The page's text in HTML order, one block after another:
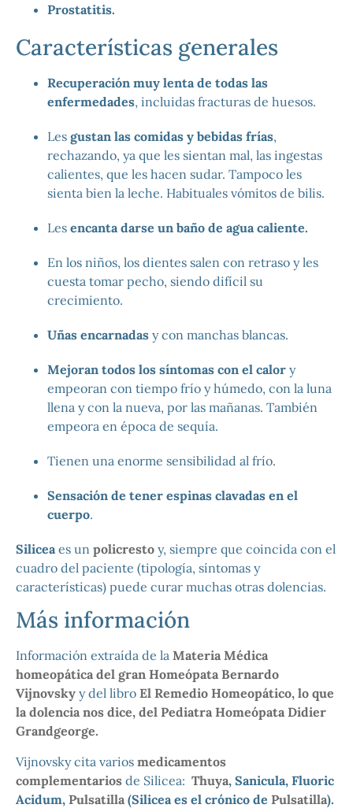
Prostatitis.
Características generales
Recuperación muy lenta de todas las
enfermedades, incluidas fracturas de huesos.
Les gustan las comidas y bebidas frías,
rechazando, ya que les sientan mal, las ingestas
calientes, que les hacen sudar. Tampoco les
sienta bien la leche. Habituales vómitos de bilis.
Les encanta darse un baño de agua caliente.
En los niños, los dientes salen con retraso y les
cuesta tomar pecho, siendo difícil su
crecimiento.
Uñas encarnadas y con manchas blancas.
Mejoran todos los síntomas con el calor y
empeoran con tiempo frío y húmedo, con la luna
llena y con la nueva, por las mañanas. También
empeora en época de sequía.
Tienen una enorme sensibilidad al frío.
Sensación de tener espinas clavadas en el
cuerpo.
Silicea es un policresto y, siempre que coincida con el
cuadro del paciente (tipología, síntomas y
características) puede curar muchas otras dolencias.
Más información
Información extraída de la Materia Médica
homeopática del gran Homeópata Bernardo
Vijnovsky y del libro El Remedio Homeopático, lo que
la dolencia nos dice, del Pediatra Homeópata Didier
Grandgeorge.
Vijnovsky cita varios medicamentos
complementarios de Silicea: Thuya, Sanicula, Fluoric
Acidum, Pulsatilla (Silicea es el crónico de Pulsatilla).